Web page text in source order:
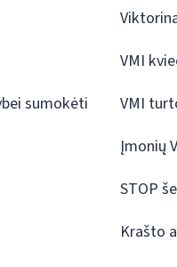
sumokėti
VMI
VMI
Įmonių
STOP
Krašto